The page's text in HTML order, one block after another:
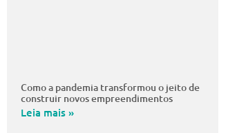
Como a pandemia transformou o jeito de
construir novos empreendimentos
Leia mais »